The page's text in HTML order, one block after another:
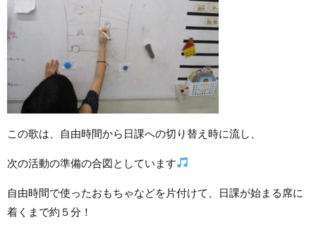
この歌は、自由時間から日課への切り替え時に流し、
次の活動の準備の合図としています
自由時間で使ったおもちゃなどを片付けて、日課が始まる席に
着くまで約５分！